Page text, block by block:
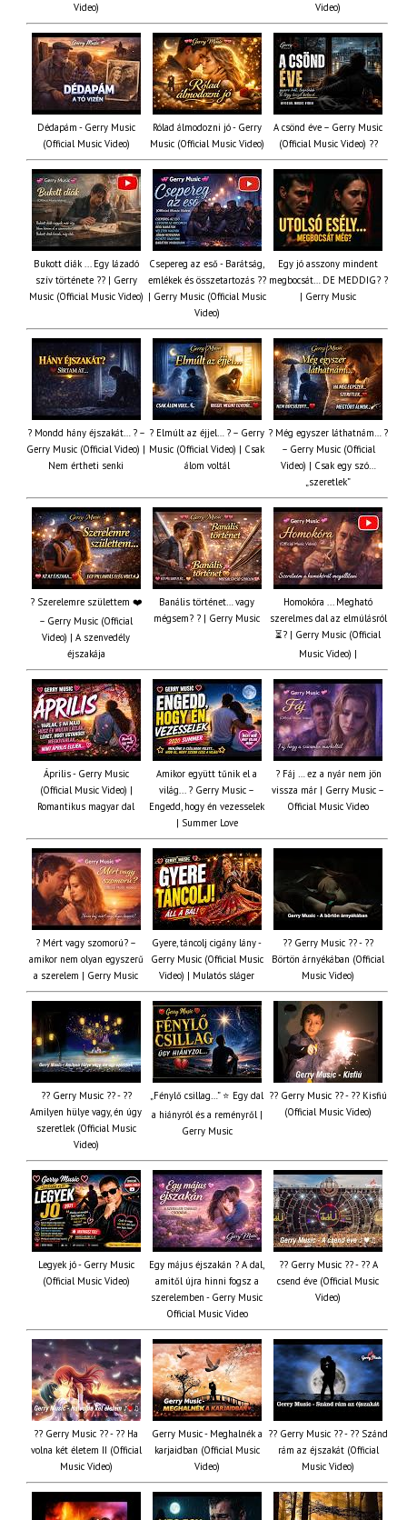
Video) Video)
Dédapám - Gerry Music
(Official Music Video)
Rólad álmodozni jó - Gerry
Music (Official Music Video)
A csönd éve – Gerry Music
(Official Music Video) ??
Bukott diák ... Egy lázadó
szív története ?? | Gerry
Music (Official Music Video)
Csepereg az eső - Barátság,
emlékek és összetartozás ?️?
| Gerry Music (Official Music
Video)
Egy jó asszony mindent
megbocsát… DE MEDDIG? ?
| Gerry Music
? Mondd hány éjszakát… ? –
Gerry Music (Official Video) |
Nem értheti senki
? Elmúlt az éjjel… ? – Gerry
Music (Official Video) | Csak
álom voltál
? Még egyszer láthatnám… ?
– Gerry Music (Official
Video) | Csak egy szó…
„szeretlek”
? Szerelemre születtem ❤️
– Gerry Music (Official
Video) | A szenvedély
éjszakája
Banális történet… vagy
mégsem? ? | Gerry Music
Homokóra ... Megható
szerelmes dal az elmúlásról
⏳? | Gerry Music (Official
Music Video) |
Április - Gerry Music
(Official Music Video) |
Romantikus magyar dal
Amikor együtt tűnik el a
világ... ? Gerry Music –
Engedd, hogy én vezesselek
| Summer Love
? Fáj … ez a nyár nem jön
vissza már | Gerry Music –
Official Music Video
? Mért vagy szomorú? –
amikor nem olyan egyszerű
a szerelem | Gerry Music
Gyere, táncolj cigány lány -
Gerry Music (Official Music
Video) | Mulatós sláger
?? Gerry Music ?? - ??
Börtön árnyékában (Official
Music Video)
?? Gerry Music ?? - ??
Amilyen hülye vagy, én úgy
szeretlek (Official Music
Video)
„Fénylő csillag…” ⭐ Egy dal
a hiányról és a reményről |
Gerry Music
?? Gerry Music ?? - ?? Kisfiú
(Official Music Video)
Legyek jó - Gerry Music
(Official Music Video)
Egy május éjszakán ? A dal,
amitől újra hinni fogsz a
szerelemben - Gerry Music
Official Music Video
?? Gerry Music ?? - ?? A
csend éve (Official Music
Video)
?? Gerry Music ?? - ?? Ha
volna két életem II (Official
Music Video)
Gerry Music - Meghalnék a
karjaidban (Official Music
Video)
?? Gerry Music ?? - ?? Szánd
rám az éjszakát (Official
Music Video)